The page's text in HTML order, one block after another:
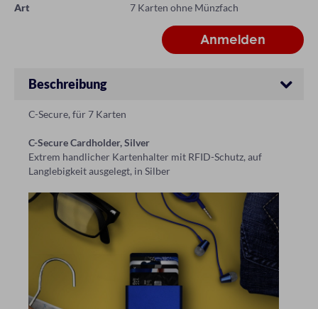
Art
7 Karten ohne Münzfach
Beschreibung
C-Secure, für 7 Karten
C-Secure Cardholder, Silver
Extrem handlicher Kartenhalter mit RFID-Schutz, auf
Langlebigkeit ausgelegt, in Silber